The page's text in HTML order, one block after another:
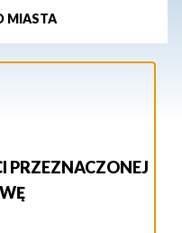
MIASTA
PRZEZNACZONEJ